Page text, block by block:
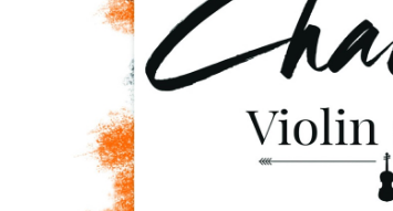
PRO AUDIO, MICS, STANDS
Proel Pro Audio
Samson Pro Audio
Ständer